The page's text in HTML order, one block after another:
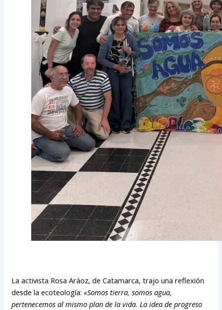
La activista Rosa Aráoz, de Catamarca, trajo una reflexión
desde la ecoteología: «Somos tierra, somos agua,
pertenecemos al mismo plan de la vida. La idea de progreso